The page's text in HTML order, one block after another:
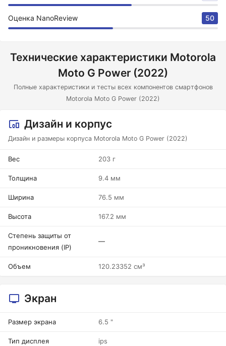
Оценка NanoReview 50
Технические характеристики Motorola
Moto G Power (2022)
Полные характеристики и тесты всех компонентов смартфонов
Motorola Moto G Power (2022)
Дизайн и корпус
Дизайн и размеры корпуса Motorola Moto G Power (2022)
Вес 203 г
Толщина 9.4 мм
Ширина 76.5 мм
Высота 167.2 мм
Степень защиты от
проникновения (IP)
—
Объем 120.23352 см³
Экран
Размер экрана 6.5 "
Тип дисплея ips